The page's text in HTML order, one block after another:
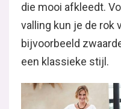
die mooi afkleedt.
valling kun je de rok
bijvoorbeeld
een klassieke stijl.